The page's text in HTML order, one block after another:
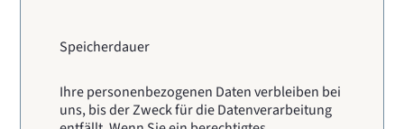
Speicherdauer
Ihre personenbezogenen Daten verbleiben bei
uns, bis der Zweck für die Datenverarbeitung